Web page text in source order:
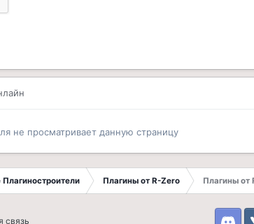
не просматривает данную страницу
Плагины от R-Zero Плагины от
связь